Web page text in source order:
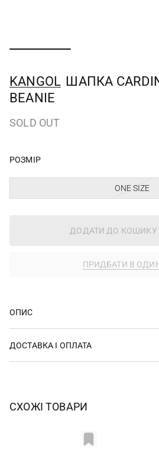
KANGOL ШАПКА
BEANIE
SOLD OUT
РОЗМІР
ONE SIZE
ДОДАТИ ДО КОШИКУ
ПРИДБАТИ В
ОПИС
ДОСТАВКА І ОПЛАТА
СХОЖІ ТОВАРИ